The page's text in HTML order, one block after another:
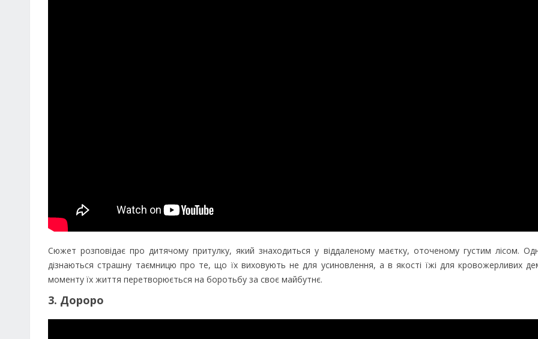
Сюжет розповідає про дитячому притулку, який знаходиться у віддаленому маєтку, оточеному густим лісом.
дізнаються страшну таємницю про те, що їх виховують не для усиновлення, а в якості їжі для кровожерливих
моменту їх життя перетворюється на боротьбу за своє майбутнє.
3. Дороро